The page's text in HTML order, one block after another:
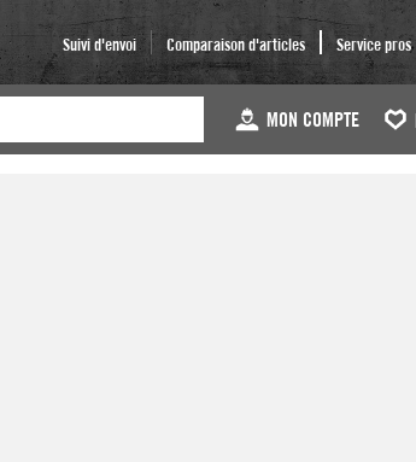
Suivi d'envoi Comparaison d'articles Service pros
MON COMPTE